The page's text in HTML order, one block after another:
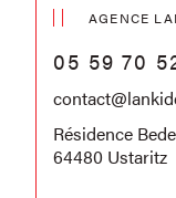
AGENCE
05 59 70
Résidence
64480 Ustaritz